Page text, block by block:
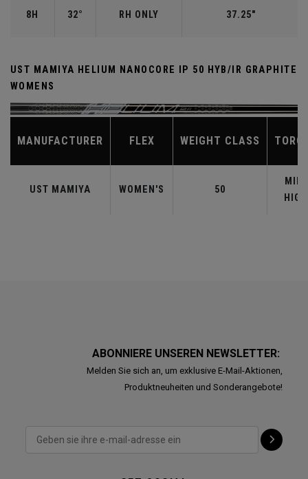
8H 32° RH ONLY 37.25"
UST MAMIYA HELIUM NANOCORE IP 50 HYB/IR GRAPHITE
WOMENS
MANUFACTURER FLEX WEIGHT CLASS
UST MAMIYA WOMEN'S 50
MID-
HIGH
ABONNIERE UNSEREN NEWSLETTER:
Melden Sie sich an, um exklusive E-Mail-Aktionen,
Produktneuheiten und Sonderangebote!